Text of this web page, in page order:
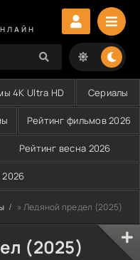
4K Ultra HD Сериалы
Рейтинг фильмов 2026
Рейтинг весна 2026
2026
» Ледяной предел (2025)
(2025)